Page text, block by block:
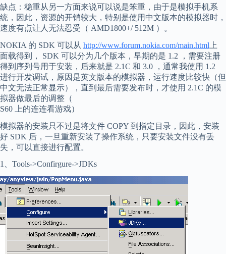
缺点：稳重从另一方面来说可以说是笨重，由于是模拟手机系
统，因此，资源的开销较大，特别是使用中文版本的模拟器时，
速度有点让人无法忍受（ AMD1800+/ 512M ）。
NOKIA 的 SDK 可以从 http://www.forum.nokia.com/main.html 上
面载得到， SDK 可以分为几个版本，早期的是 1.2 ，需要注册
得到序列号用于安装，后来就是 2.1C 和 3.0 ，通常我使用 1.2
进行开发调试，原因是英文版本的模拟器，运行速度比较快（但
中文无法正常显示），直到最后需要发布时，才使用 2.1C 的模
拟器做最后的调整（
S60 上的连连看游戏）
模拟器的安装只不过是将文件 COPY 到指定目录，因此，安装
好 SDK 后，一旦重新安装了操作系统，只要安装文件没有丢
失，可以直接进行配置。
1、Tools->Confirgure->JDKs